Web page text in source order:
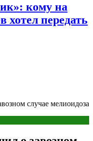
кому на
хотел передать
случае мелиоидоза